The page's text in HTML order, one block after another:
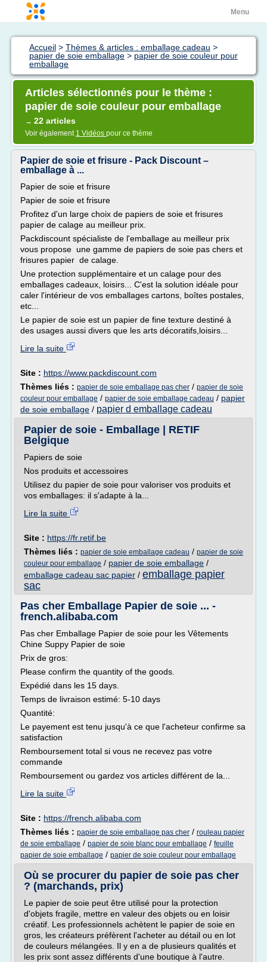
Menu
Accueil > Thèmes & articles : emballage cadeau >
papier de soie emballage > papier de soie couleur pour
emballage
Articles sélectionnés pour le thème :
papier de soie couleur pour emballage
→ 22 articles
Voir également 1 Vidéos pour ce thème
Papier de soie et frisure - Pack Discount –
emballage à ...
Papier de soie et frisure
Papier de soie et frisure
Profitez d'un large choix de papiers de soie et frisures
papier de calage au meilleur prix.
Packdiscount spécialiste de l'emballage au meilleur prix
vous propose une gamme de papiers de soie pas chers et
frisures papier de calage.
Une protection supplémentaire et un calage pour des
emballages cadeaux, loisirs... C'est la solution idéale pour
caler l'intérieur de vos emballages cartons, boîtes postales,
etc...
Le papier de soie est un papier de fine texture destiné à
des usages aussi divers que les arts décoratifs,loisirs...
Lire la suite
Site : https://www.packdiscount.com
Thèmes liés : papier de soie emballage pas cher / papier de soie
couleur pour emballage / papier de soie emballage cadeau / papier
de soie emballage / papier d emballage cadeau
Papier de soie - Emballage | RETIF
Belgique
Papiers de soie
Nos produits et accessoires
Utilisez du papier de soie pour valoriser vos produits et
vos emballages: il s'adapte à la...
Lire la suite
Site : https://fr.retif.be
Thèmes liés : papier de soie emballage cadeau / papier de soie
couleur pour emballage / papier de soie emballage /
emballage cadeau sac papier / emballage papier
sac
Pas cher Emballage Papier de soie ... -
french.alibaba.com
Pas cher Emballage Papier de soie pour les Vêtements
Chine Suppy Papier de soie
Prix de gros:
Please confirm the quantity of the goods.
Expédié dans les 15 days.
Temps de livraison estimé: 5-10 days
Quantité:
Le payement est tenu jusqu'à ce que l'acheteur confirme sa
satisfaction
Remboursement total si vous ne recevez pas votre
commande
Remboursement ou gardez vos articles différent de la...
Lire la suite
Site : https://french.alibaba.com
Thèmes liés : papier de soie emballage pas cher / rouleau papier
de soie emballage / papier de soie blanc pour emballage / feuille
papier de soie emballage / papier de soie couleur pour emballage
Où se procurer du papier de soie pas cher
? (marchands, prix)
Le papier de soie peut être utilisé pour la protection
d'objets fragile, mettre en valeur des objets ou en loisir
créatif. Les professionnels achètent le papier de soie en
gros, les créateurs préfèrent l'acheter au détail ou en lot
de couleurs mélangées. Il y en a de plusieurs qualités et
les prix sont assez différents d'une boutique à l'autre.